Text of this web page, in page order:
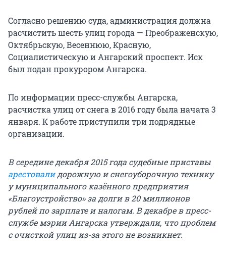
Согласно решению суда, администрация должна
расчистить шесть улиц города — Преображенскую,
Октябрьскую, Весеннюю, Красную,
Социалистическую и Ангарский проспект. Иск
был подан прокурором Ангарска.
По информации пресс-службы Ангарска,
расчистка улиц от снега в 2016 году была начата 3
января. К работе приступили три подрядные
организации.
В середине декабря 2015 года судебные приставы
арестовалидорожную и снегоуборочную технику
у муниципального казённого предприятия
«Благоустройство» за долги в 20 миллионов
рублей по зарплате и налогам. В декабре в пресс-
службе мэрии Ангарска утверждали, что проблем
с очисткой улиц из-за этого не возникнет.